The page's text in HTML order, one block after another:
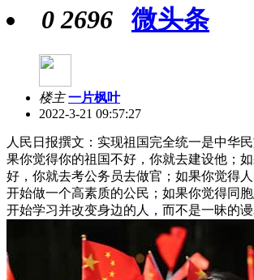
0 2696 微头条
楼主 一片枫叶
2022-3-21 09:57:27
人民日报撰文：实现祖国完全统一是中华
果你觉得你的祖国不好，你就去建设他；
好，你就去考公务员去做官；如果你觉得
开始做一个高素质的公民；如果你觉得同
开始学习并改变身边的人，而不是一昧的谩